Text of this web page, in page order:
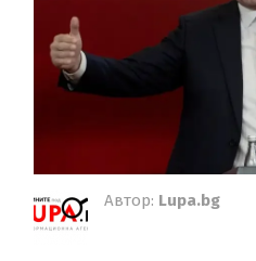
Автор: Lupa.bg